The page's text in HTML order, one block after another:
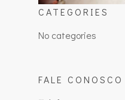
CATEGORIES
No categories
FALE CONOSCO